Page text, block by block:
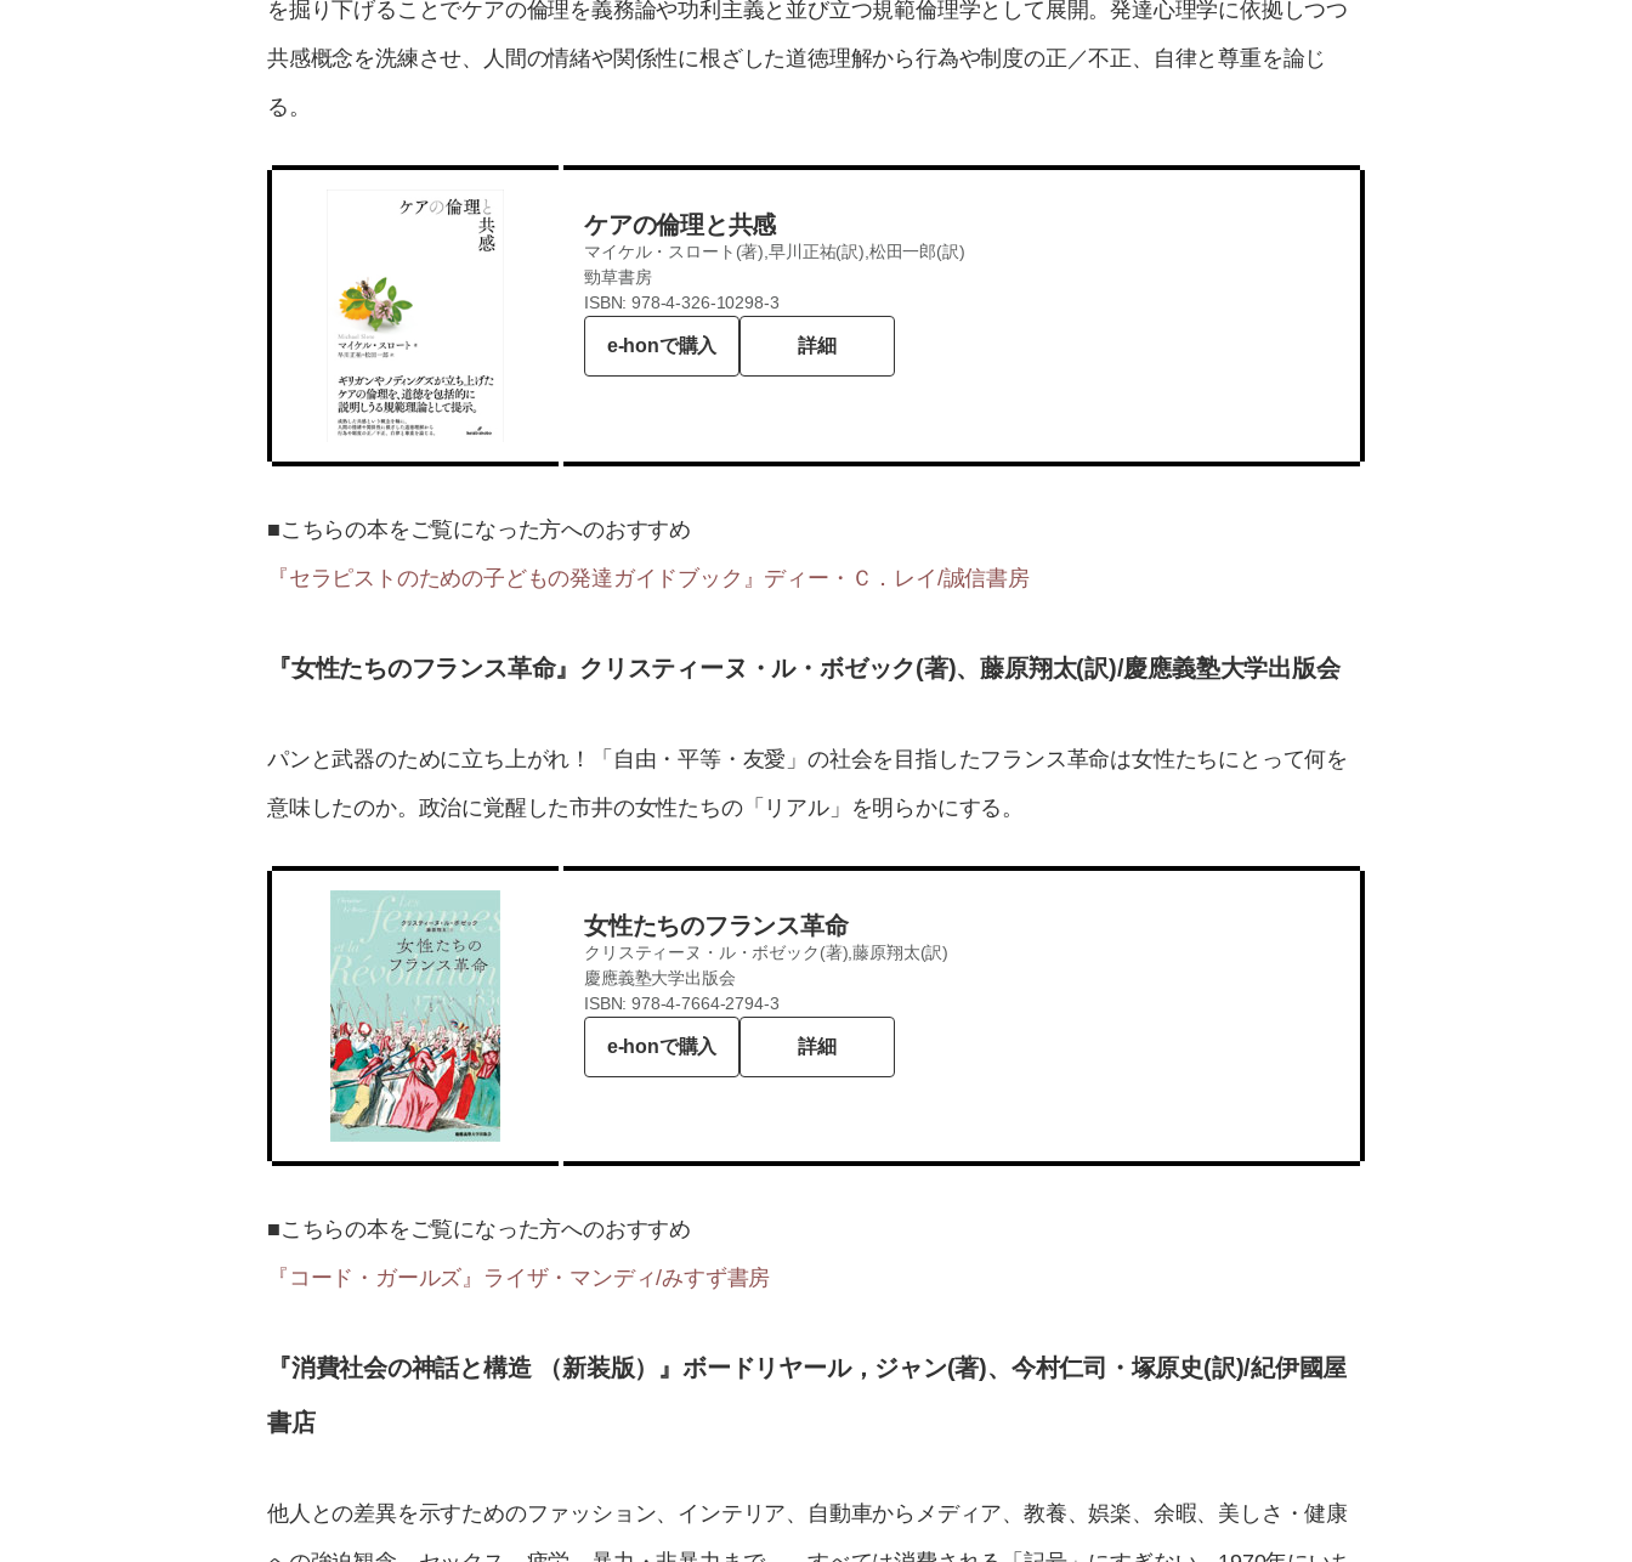
を掘り下げることでケアの倫理を義務論や功利主義と並び立つ規範倫理学として展開。発達心理学に依拠しつつ
共感概念を洗練させ、人間の情緒や関係性に根ざした道徳理解から行為や制度の正／不正、自律と尊重を論じ
る。
ケアの倫理と共感
マイケル・スロート(著),早川正祐(訳),松田一郎(訳)
勁草書房
ISBN: 978-4-326-10298-3
e-honで購入 詳細
■こちらの本をご覧になった方へのおすすめ
『セラピストのための子どもの発達ガイドブック』ディー・Ｃ．レイ/誠信書房
『女性たちのフランス革命』クリスティーヌ・ル・ボゼック(著)、藤原翔太(訳)/慶應義塾大学出版会
パンと武器のために立ち上がれ！「自由・平等・友愛」の社会を目指したフランス革命は女性たちにとって何を
意味したのか。政治に覚醒した市井の女性たちの「リアル」を明らかにする。
女性たちのフランス革命
クリスティーヌ・ル・ボゼック(著),藤原翔太(訳)
慶應義塾大学出版会
ISBN: 978-4-7664-2794-3
e-honで購入 詳細
■こちらの本をご覧になった方へのおすすめ
『コード・ガールズ』ライザ・マンディ/みすず書房
『消費社会の神話と構造 （新装版）』ボードリヤール，ジャン(著)、今村仁司・塚原史(訳)/紀伊國屋
書店
他人との差異を示すためのファッション、インテリア、自動車からメディア、教養、娯楽、余暇、美しさ・健康